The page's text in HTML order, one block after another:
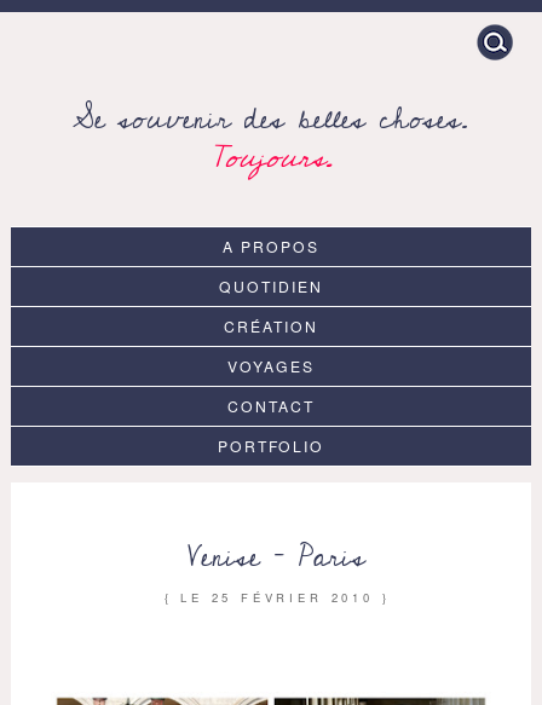
Search
for:
Se souvenir des belles choses.
Toujours.
A PROPOS
QUOTIDIEN
CRÉATION
VOYAGES
CONTACT
PORTFOLIO
Venise – Paris
{ LE 25 FÉVRIER 2010 }